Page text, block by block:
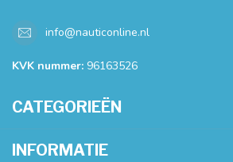
info@nauticonline.nl
KVK nummer: 96163526
CATEGORIEËN
INFORMATIE